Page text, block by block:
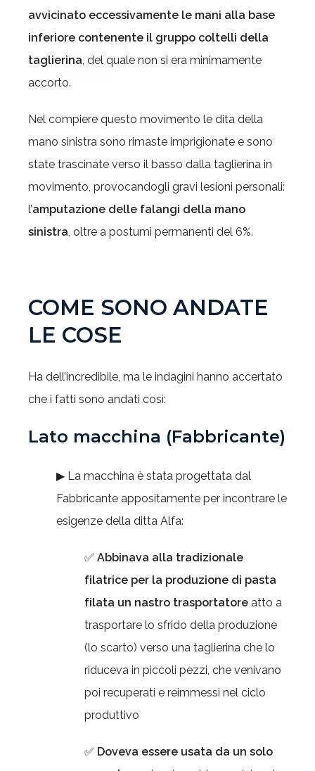
avvicinato eccessivamente le mani alla base
inferiore contenente il gruppo coltelli della
taglierina, del quale non si era minimamente
accorto.
Nel compiere questo movimento le dita della
mano sinistra sono rimaste imprigionate e sono
state trascinate verso il basso dalla taglierina in
movimento, provocandogli gravi lesioni personali:
l’amputazione delle falangi della mano
sinistra, oltre a postumi permanenti del 6%.
COME SONO ANDATE
LE COSE
Ha dell’incredibile, ma le indagini hanno accertato
che i fatti sono andati così:
Lato macchina (Fabbricante)
▶ La macchina è stata progettata dal
Fabbricante appositamente per incontrare le
esigenze della ditta Alfa:
✅ Abbinava alla tradizionale
filatrice per la produzione di pasta
filata un nastro trasportatore atto a
trasportare lo sfrido della produzione
(lo scarto) verso una taglierina che lo
riduceva in piccoli pezzi, che venivano
poi recuperati e reimmessi nel ciclo
produttivo
✅ Doveva essere usata da un solo